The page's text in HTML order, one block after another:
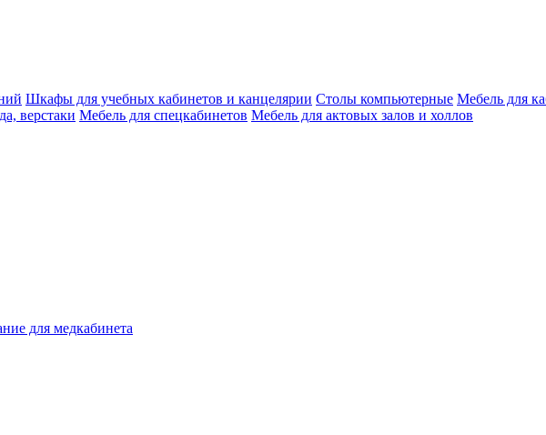
Шкафы для учебных кабинетов и канцелярии Столы компьютерные Мебель для
верстаки Мебель для спецкабинетов Мебель для актовых залов и холлов
для медкабинета